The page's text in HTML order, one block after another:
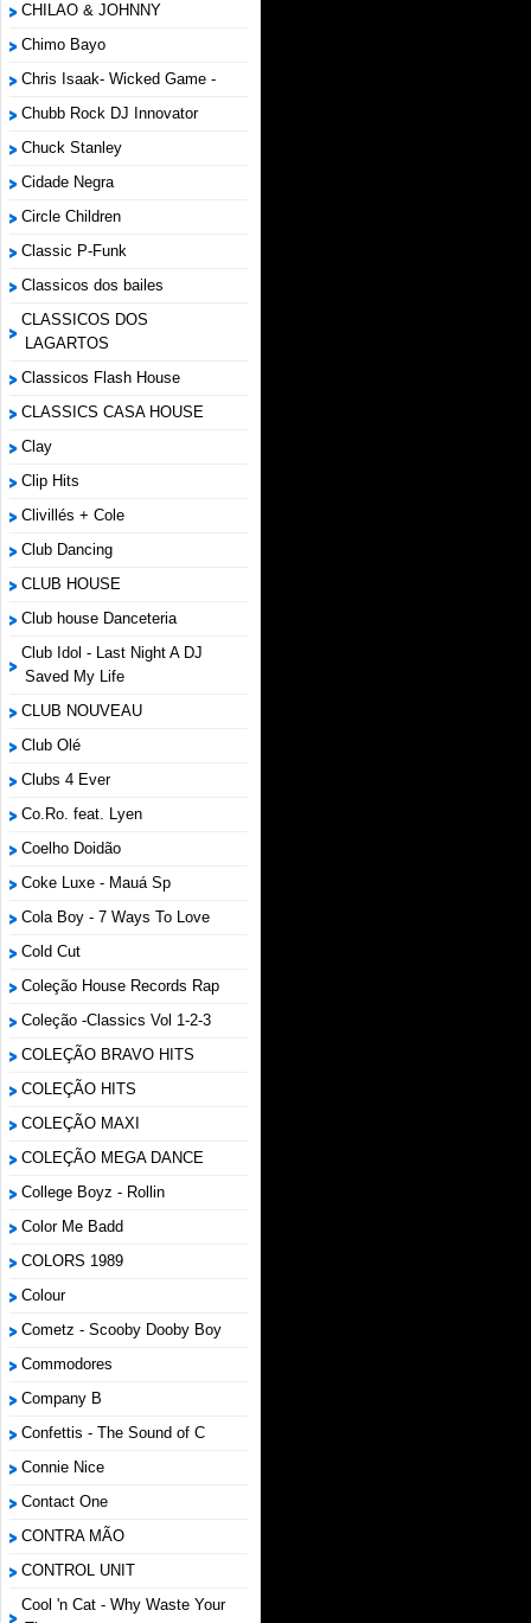
CHILAO & JOHNNY
Chimo Bayo
Chris Isaak- Wicked Game -
Chubb Rock DJ Innovator
Chuck Stanley
Cidade Negra
Circle Children
Classic P-Funk
Classicos dos bailes
CLASSICOS DOS
LAGARTOS
Classicos Flash House
CLASSICS CASA HOUSE
Clay
Clip Hits
Clivillés + Cole
Club Dancing
CLUB HOUSE
Club house Danceteria
Club Idol - Last Night A DJ
Saved My Life
CLUB NOUVEAU
Club Olé
Clubs 4 Ever
Co.Ro. feat. Lyen
Coelho Doidão
Coke Luxe - Mauá Sp
Cola Boy - 7 Ways To Love
Cold Cut
Coleção House Records Rap
Coleção -Classics Vol 1-2-3
COLEÇÃO BRAVO HITS
COLEÇÃO HITS
COLEÇÃO MAXI
COLEÇÃO MEGA DANCE
College Boyz ‎- Rollin
Color Me Badd
COLORS 1989
Colour
Cometz - Scooby Dooby Boy
Commodores
Company B
Confettis - The Sound of C
Connie Nice
Contact One
CONTRA MÃO
CONTROL UNIT
Cool 'n Cat - Why Waste Your